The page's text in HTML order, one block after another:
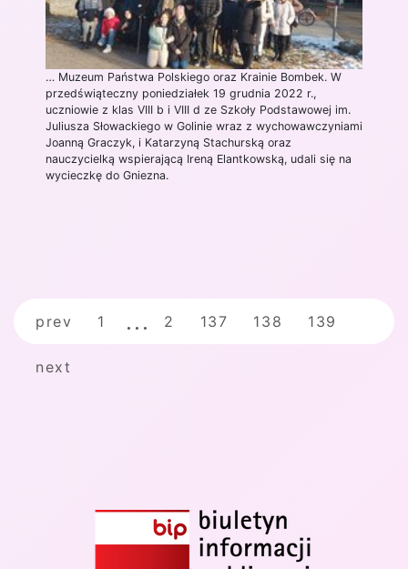
… Muzeum Państwa Polskiego oraz Krainie Bombek. W
przedświąteczny poniedziałek 19 grudnia 2022 r.,
uczniowie z klas VIII b i VIII d ze Szkoły Podstawowej im.
Juliusza Słowackiego w Golinie wraz z wychowawczyniami
Joanną Graczyk, i Katarzyną Stachurską oraz
nauczycielką wspierającą Ireną Elantkowską, udali się na
wycieczkę do Gniezna.
prev 1 2 137 138 139
next